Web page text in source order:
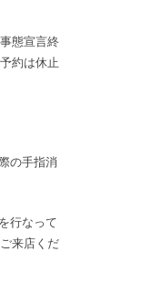
態宣言終
約は休止
の手指消
行なって
来店くだ